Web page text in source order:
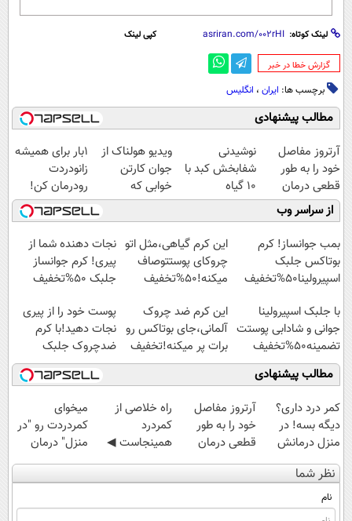
لینک کوتاه: کپی لینک
‌گزارش خطا در خبر
برچسب ها: ایران ، انگلیس
مطالب پیشنهادی
آرتروز مفاصل
خود را به طور
قطعی درمان
کنید!
◗پرسش‌نامه◖
نوشیدنی
شفابخش کبد با
10 گیاه
موثر(تخفیف تا
امشب)
ویدیو هولناک از
جوان کارتن
خوابی که
میلیاردر شد.
آموزش رایگان
1بار برای همیشه
زانودردت
رودرمان کن!
(تکنولوژی آلمان)
◂پرسشنامه▸
از سراسر وب
بمب جوانساز! کرم
بوتاکس جلبک
اسپیرولینا50%تخفیف
این کرم گیاهی،مثل اتو
چروکای پوستتوصاف
میکنه!50%تخفیف
نجات دهنده شما از
پیری! کرم جوانساز
جلبک 50%تخفیف
با جلبک اسپیرولینا
جوانی و شادابی پوستت
تضمینه50%تخفیف
این کرم ضد چروک
آلمانی،جای بوتاکس رو
برات پر میکنه!تخفیف
تا امشب
پوست خود را از پیری
نجات دهید!با کرم
ضدچروک جلبک
مطالب پیشنهادی
کمر درد داری؟
دیگه بسه! در
منزل درمانش
کن
(◀پرسش‌نامه)
آرتروز مفاصل
خود را به طور
قطعی درمان
کنید!
◗پرسش‌نامه◖
‌راه خلاصی از
کمردرد
همینجاست ◀
فقط کافیه فرم
رو پر کنی!
میخوای
کمردردت رو "در
منزل" درمان
کنی؟ (◂فیلم +
◂پرسش‌نامه)
نظر شما
نام